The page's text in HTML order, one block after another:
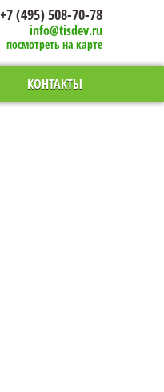
+7 (495) 508-70-78
info@tisdev.ru
посмотреть на карте
КОНТАКТЫ